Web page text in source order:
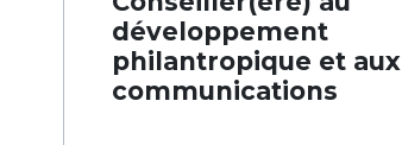
développement
philantropique et aux
communications